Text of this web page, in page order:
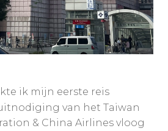
ik mijn eerste reis
van het Taiwan
& China Airlines vloog